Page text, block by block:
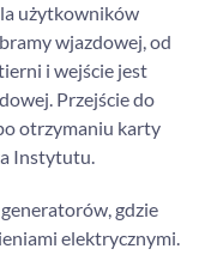
użytkowników
wjazdowej, od
i wejście jest
Przejście do
otrzymaniu karty
Instytutu.
gdzie
elektrycznymi.